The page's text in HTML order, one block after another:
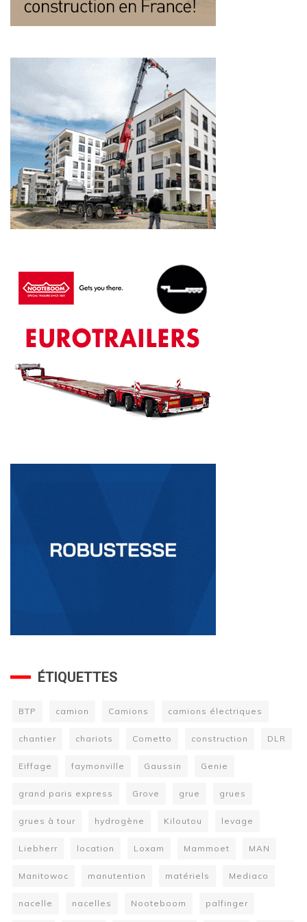
ÉTIQUETTES
BTP camion Camions camions électriques
chantier chariots Cometto construction DLR
Eiffage faymonville Gaussin Genie
grand paris express Grove grue grues
grues à tour hydrogène Kiloutou levage
Liebherr location Loxam Mammoet MAN
Manitowoc manutention matériels Mediaco
nacelle nacelles Nooteboom palfinger